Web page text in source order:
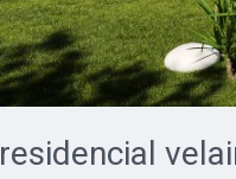
residencial